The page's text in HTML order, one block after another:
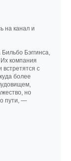
на канал и
Бэггинса,
компания
с
более
но
пути, —